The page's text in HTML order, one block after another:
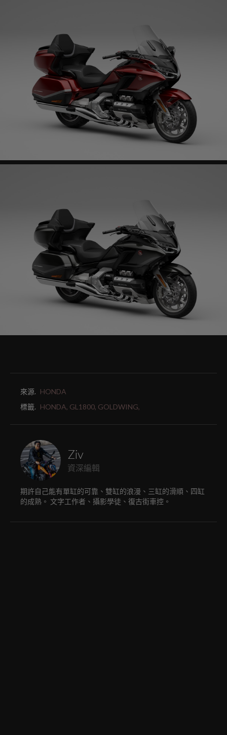
來源. HONDA
標籤. HONDA, GL1800, GOLDWING,
Ziv
資深編輯
期許自己能有單缸的可靠、雙缸的浪漫、三缸的滑順、四缸
的成熟。 文字工作者、攝影學徒、復古街車控。